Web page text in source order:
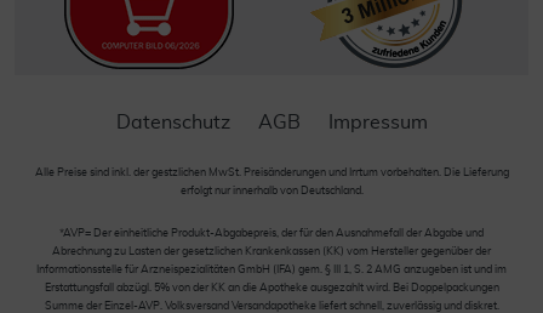
Datenschutz AGB Impressum
Alle Preise sind inkl. der gestzlichen MwSt. Preisänderungen und Irrtum vorbehalten. Die Lieferung
erfolgt nur innerhalb von Deutschland.
*AVP= Der einheitliche Produkt-Abgabepreis, der für den Ausnahmefall der Abgabe und
Abrechnung zu Lasten der gesetzlichen Krankenkassen (KK) vom Hersteller gegenüber der
Informationsstelle für Arzneispezialitäten GmbH (IFA) gem. § III 1, S. 2 AMG anzugeben ist und im
Erstattungsfall abzügl. 5% von der KK an die Apotheke ausgezahlt wird. Bei Doppelpackungen
Summe der Einzel-AVP. Volksversand Versandapotheke liefert schnell, zuverlässig und diskret.